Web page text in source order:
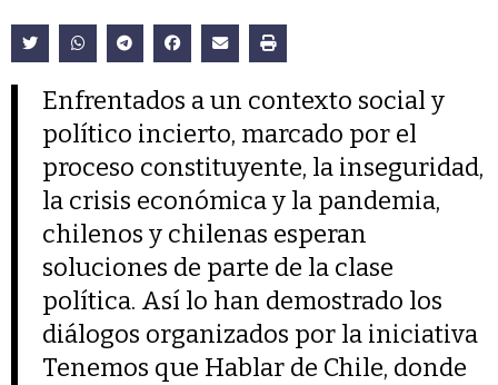
Enfrentados a un contexto social y
político incierto, marcado por el
proceso constituyente, la inseguridad,
la crisis económica y la pandemia,
chilenos y chilenas esperan
soluciones de parte de la clase
política. Así lo han demostrado los
diálogos organizados por la iniciativa
Tenemos que Hablar de Chile, donde